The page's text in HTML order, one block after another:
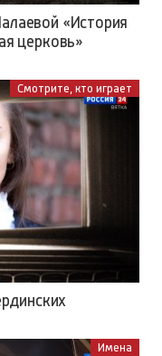
«История
церковь»
Смотрите, кто играет
Имена